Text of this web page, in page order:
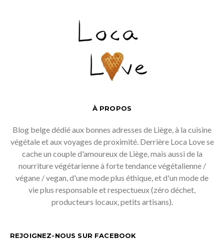
À PROPOS
Blog belge dédié aux bonnes adresses de Liège, à la cuisine
végétale et aux voyages de proximité. Derrière Loca Love se
cache un couple d'amoureux de Liège, mais aussi de la
nourriture végétarienne à forte tendance végétalienne /
végane / vegan, d'une mode plus éthique, et d'un mode de
vie plus responsable et respectueux (zéro déchet,
producteurs locaux, petits artisans).
REJOIGNEZ-NOUS SUR FACEBOOK